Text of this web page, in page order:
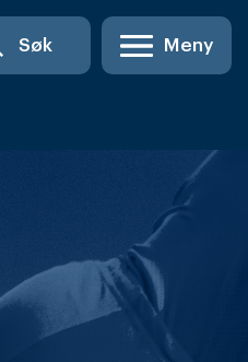
Søk Meny